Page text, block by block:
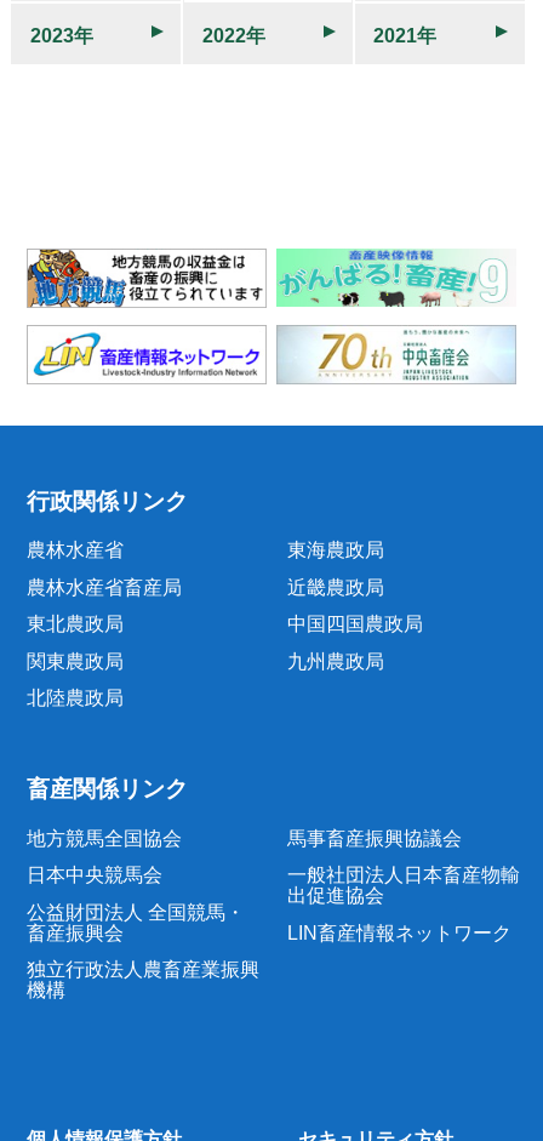
2023年 2022年 2021年
行政関係リンク
農林水産省
農林水産省畜産局
東北農政局
関東農政局
北陸農政局
東海農政局
近畿農政局
中国四国農政局
九州農政局
畜産関係リンク
地方競馬全国協会
日本中央競馬会
公益財団法人 全国競馬・
畜産振興会
独立行政法人農畜産業振興
機構
馬事畜産振興協議会
一般社団法人日本畜産物輸
出促進協会
LIN畜産情報ネットワーク